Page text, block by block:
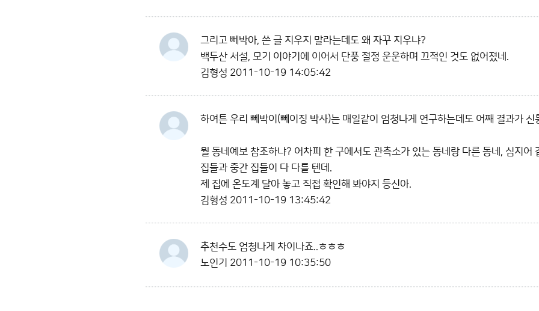
그리고 뻬박아, 쓴 글 지우지 말라는데도 왜 자꾸 지우냐?
백두산 서설, 모기 이야기에 이어서 단풍 절정 운운하며 끄적인 것도 없어졌네.
김형성 2011-10-19 14:05:42
하여튼 우리 뻬박이(뻬이징 박사)는 매일같이 엄청나게 연구하는데도 어째 결과가 신
뭘 동네예보 참조하냐? 어차피 한 구에서도 관측소가 있는 동네랑 다른 동네, 심지
집들과 중간 집들이 다 다를 텐데.
제 집에 온도계 달아 놓고 직접 확인해 봐야지 등신아.
김형성 2011-10-19 13:45:42
추천수도 엄청나게 차이나죠..ㅎㅎㅎ
노인기 2011-10-19 10:35:50